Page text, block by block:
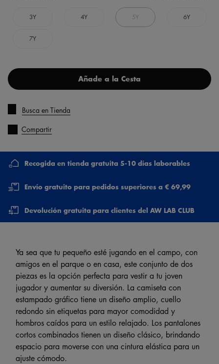
3Y 4Y 5Y 6Y
7Y
Añade a la Cesta
Busca en Tienda
Compartir
Recogida en tienda gratuita 5-10 días laborables
Envío gratuito para pedidos superiores a € 69,99
Devolución gratuita para clientes del AW LAB CLUB
Ya sea que tu pequeño esté jugando en el campo, con
amigos en el parque o en casa, este conjunto de dos
piezas es la opción perfecta para vestir a tu joven
jugador y aumentar su diversión. La camiseta con
estampado gráfico tiene un diseño amplio, cuello
redondo sin etiquetas para mayor comodidad y
hombros caídos para un estilo relajado. Los pantalones
cortos combinados tienen un diseño clásico, brindando
espacio para moverse con una cintura elástica para un
ajuste cómodo.